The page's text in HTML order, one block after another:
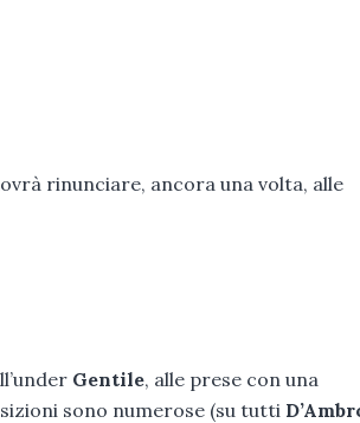
rinunciare, ancora una volta, alle
Gentile, alle prese con una
sono numerose (su tutti